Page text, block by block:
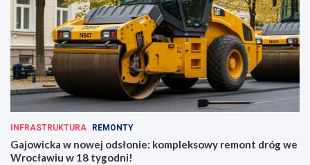
INFRASTRUKTURA REMONTY
Gajowicka w nowej odsłonie: kompleksowy remont dróg we
Wrocławiu w 18 tygodni!